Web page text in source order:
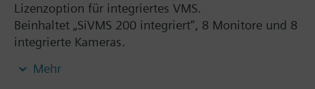
Lizenzoption für integriertes VMS.
Beinhaltet „SiVMS 200 integriert“, 8 Monitore und 8
integrierte Kameras.
Hinweis: Erfordert eine CCA-STD-FSET oder CCA-
Mehr